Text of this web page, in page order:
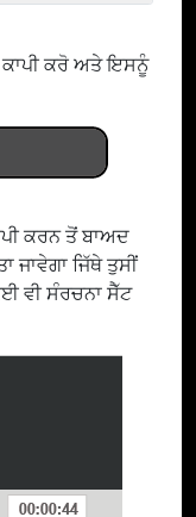
ਕਰੋ ਅਤੇ ਇਸਨੂੰ
ਕਰਨ ਤੋਂ ਬਾਅਦ
ਜਾਵੇਗਾ ਜਿੱਥੇ ਤੁਸੀਂ
ਵੀ ਸੰਰਚਨਾ ਸੈੱਟ